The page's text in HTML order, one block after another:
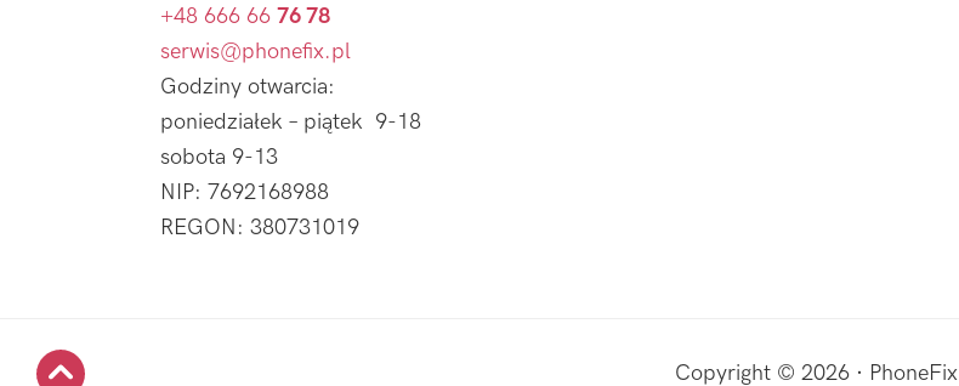
+48 666 66 76 78
serwis@phonefix.pl
Godziny otwarcia:
poniedziałek – piątek 9-18
sobota 9-13
NIP: 7692168988
REGON: 380731019
Copyright © 2026 · PhoneFix